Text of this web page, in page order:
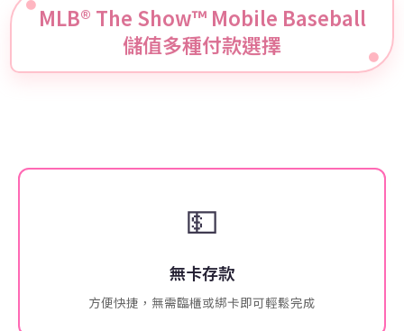
MLB® The Show™ Mobile Baseball
儲值多種付款選擇
💵
無卡存款
方便快捷，無需臨櫃或綁卡即可輕鬆完成